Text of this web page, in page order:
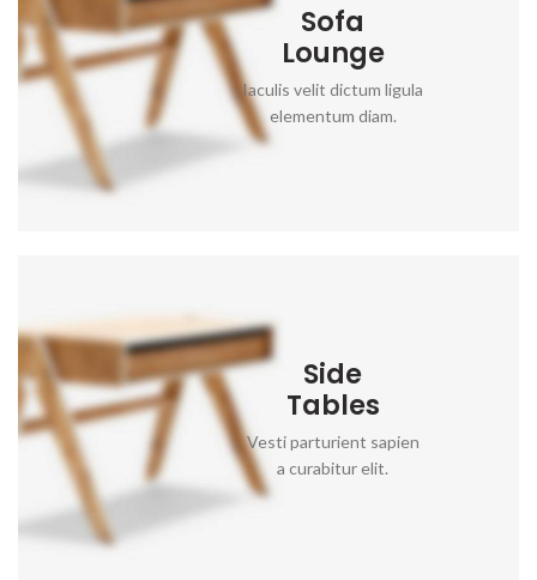
Sofa
Lounge
Iaculis velit dictum ligula
elementum diam.
Side
Tables
Vesti parturient sapien
a curabitur elit.